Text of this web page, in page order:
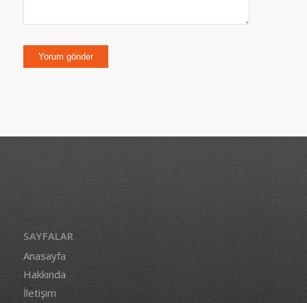
SAYFALAR
Anasayfa
Hakkında
İletişim